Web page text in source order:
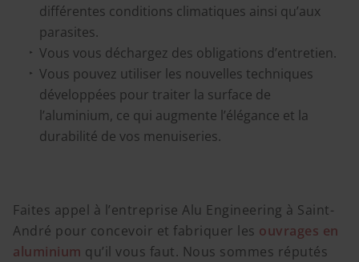
différentes conditions climatiques ainsi qu’aux
parasites.
Vous vous déchargez des obligations d’entretien.
Vous pouvez utiliser les nouvelles techniques
développées pour traiter la surface de
l’aluminium, ce qui augmente l’élégance et la
durabilité de vos menuiseries.
Faites appel à l’entreprise Alu Engineering à Saint-
André pour concevoir et fabriquer les ouvrages en
aluminium qu’il vous faut. Nous sommes réputés